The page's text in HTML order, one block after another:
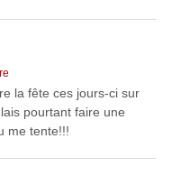
la fête ces jours-ci sur
pourtant faire une
me tente!!!